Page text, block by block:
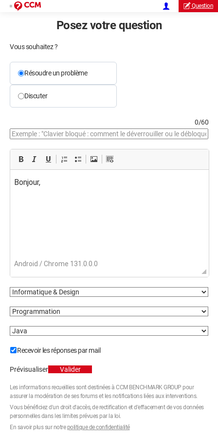
Question
Posez votre question
Vous souhaitez ?
Résoudre un problème
Discuter
0/60
Recevoir les réponses par mail
Prévisualiser Valider
Les informations recueillies sont destinées à CCM BENCHMARK GROUP pour
assurer la modération de ses forums et les notifications liées aux interventions.
Vous bénéficiez d'un droit d'accès, de rectification et d'effacement de vos données
personnelles dans les limites prévues par la loi.
En savoir plus sur notre politique de confidentialité